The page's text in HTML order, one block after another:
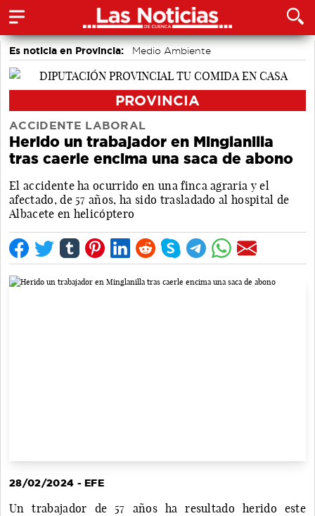
Es noticia en Provincia:
Medio Ambiente
accidentes laborales
PROVINCIA
ACCIDENTE LABORAL
Herido un trabajador en Minglanilla
tras caerle encima una saca de abono
El accidente ha ocurrido en una finca agraria y el
afectado, de 57 años, ha sido trasladado al hospital de
Albacete en helicóptero
28/02/2024 - EFE
Un trabajador de 57 años ha resultado herido este